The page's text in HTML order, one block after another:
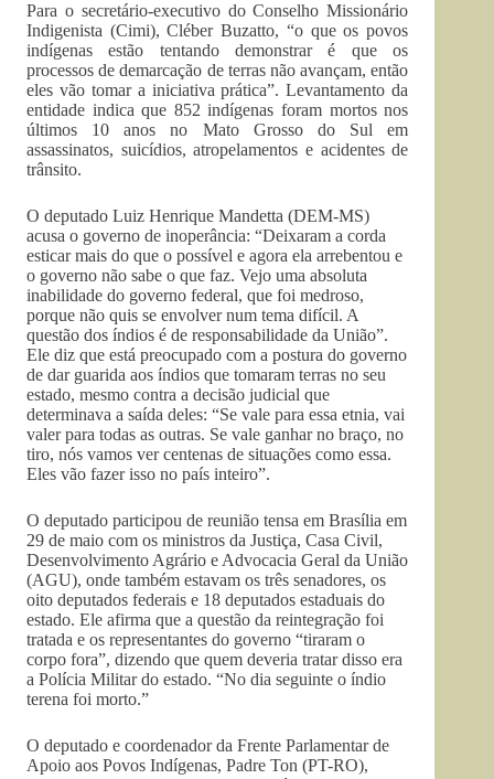
Para o secretário-executivo do Conselho Missionário
Indigenista (Cimi), Cléber Buzatto, “o que os povos
indígenas estão tentando demonstrar é que os
processos de demarcação de terras não avançam, então
eles vão tomar a iniciativa prática”. Levantamento da
entidade indica que 852 indígenas foram mortos nos
últimos 10 anos no Mato Grosso do Sul em
assassinatos, suicídios, atropelamentos e acidentes de
trânsito.
O deputado Luiz Henrique Mandetta (DEM-MS)
acusa o governo de inoperância: “Deixaram a corda
esticar mais do que o possível e agora ela arrebentou e
o governo não sabe o que faz. Vejo uma absoluta
inabilidade do governo federal, que foi medroso,
porque não quis se envolver num tema difícil. A
questão dos índios é de responsabilidade da União”.
Ele diz que está preocupado com a postura do governo
de dar guarida aos índios que tomaram terras no seu
estado, mesmo contra a decisão judicial que
determinava a saída deles: “Se vale para essa etnia, vai
valer para todas as outras. Se vale ganhar no braço, no
tiro, nós vamos ver centenas de situações como essa.
Eles vão fazer isso no país inteiro”.
O deputado participou de reunião tensa em Brasília em
29 de maio com os ministros da Justiça, Casa Civil,
Desenvolvimento Agrário e Advocacia Geral da União
(AGU), onde também estavam os três senadores, os
oito deputados federais e 18 deputados estaduais do
estado. Ele afirma que a questão da reintegração foi
tratada e os representantes do governo “tiraram o
corpo fora”, dizendo que quem deveria tratar disso era
a Polícia Militar do estado. “No dia seguinte o índio
terena foi morto.”
O deputado e coordenador da Frente Parlamentar de
Apoio aos Povos Indígenas, Padre Ton (PT-RO),